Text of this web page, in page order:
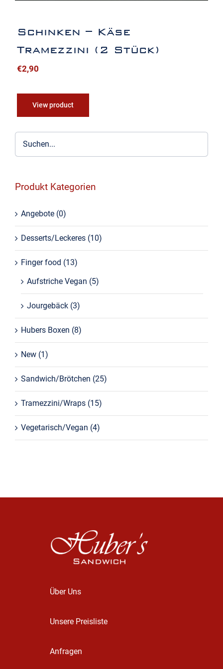
Schinken – Käse
Tramezzini (2 Stück)
€2,90
View product
Produkt Kategorien
Angebote (0)
Desserts/Leckeres (10)
Finger food (13)
Aufstriche Vegan (5)
Jourgebäck (3)
Hubers Boxen (8)
New (1)
Sandwich/Brötchen (25)
Tramezzini/Wraps (15)
Vegetarisch/Vegan (4)
Über Uns
Unsere Preisliste
Anfragen